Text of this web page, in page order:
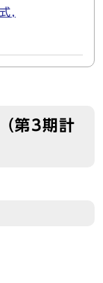
,
第3期計